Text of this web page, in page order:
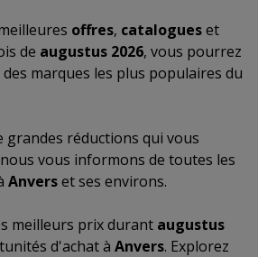
offres, catalogueset
de augustus 2026, vous pourrez
des marques les plus populaires du
grandes réductions qui vous
vous informons de toutes les
Anverset ses environs.
meilleurs prix durant augustus
d'achat à Anvers. Explorez